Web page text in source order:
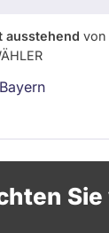
ausstehend von
Bayern